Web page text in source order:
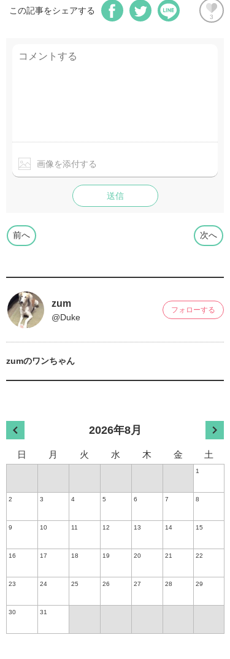
この記事をシェアする
3
画像を添付する
送信
前へ 次へ
zum
@Duke
フォローする
zumのワンちゃん
2026年8月
日 月 火 水 木 金 土
1
2 3 4 5 6 7 8
9 10 11 12 13 14 15
16 17 18 19 20 21 22
23 24 25 26 27 28 29
30 31